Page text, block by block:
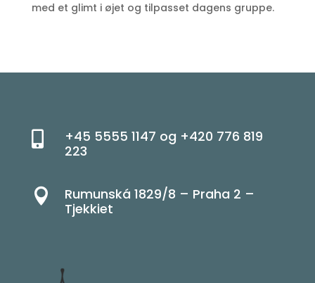
med et glimt i øjet og tilpasset dagens gruppe.

+45 5555 1147 og +420 776 819
223

Rumunská 1829/8 – Praha 2 –
Tjekkiet